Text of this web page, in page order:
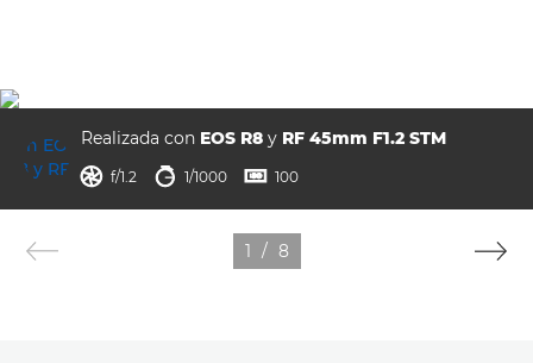
Realizada con EOS R8 y RF 45mm F1.2 STM
abertura
 f/1.2 velocidad de obturación
 1/1000 ISO
 100
1 / 8